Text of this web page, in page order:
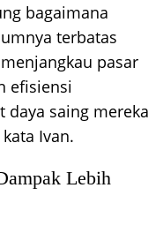
bagaimana
terbatas
pasar
efisiensi
daya saing mereka
Ivan.
Lebih